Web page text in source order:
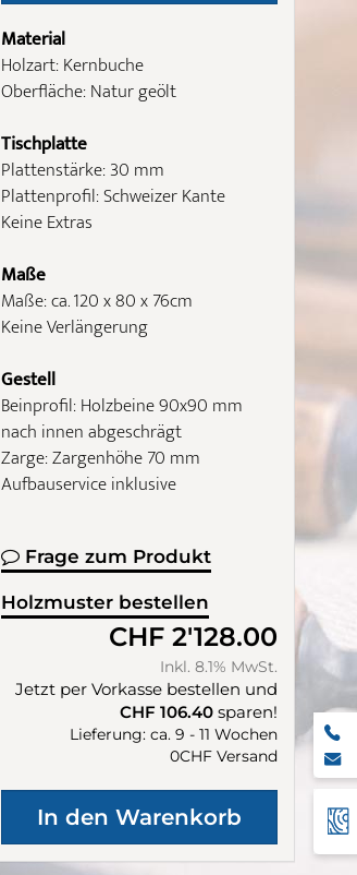
Material
Holzart: Kernbuche
Oberfläche: Natur geölt
Tischplatte
Plattenstärke: 30 mm
Plattenprofil: Schweizer Kante
Keine Extras
Maße
Maße: ca. 120 x 80 x 76cm
Keine Verlängerung
Gestell
Beinprofil: Holzbeine 90x90 mm
nach innen abgeschrägt
Zarge: Zargenhöhe 70 mm
Aufbauservice inklusive
Frage zum Produkt
Holzmuster bestellen
CHF 2'128.00
Inkl. 8.1% MwSt.
Jetzt per Vorkasse bestellen und
CHF 106.40 sparen!
Lieferung: ca. 9 - 11 Wochen
0CHF Versand